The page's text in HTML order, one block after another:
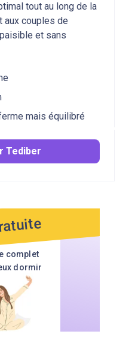
tout au long de la
aux couples de
et sans
mais équilibré
Tediber
complet
dormir